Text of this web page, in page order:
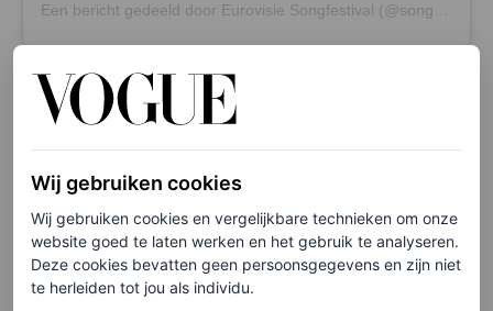
Een bericht gedeeld door Eurovisie Songfestival (@songfestival.avrotros)
Viktor & Rolf over de jurk
van S10
Viktor & Rolf laten zich zelden interviewen, toch vertelt
het beroemde duo Paul Haenen
Wij gebruiken cookies
Wij gebruiken cookies en vergelijkbare technieken om onze
website goed te laten werken en het gebruik te analyseren.
Deze cookies bevatten geen persoonsgegevens en zijn niet
te herleiden tot jou als individu.